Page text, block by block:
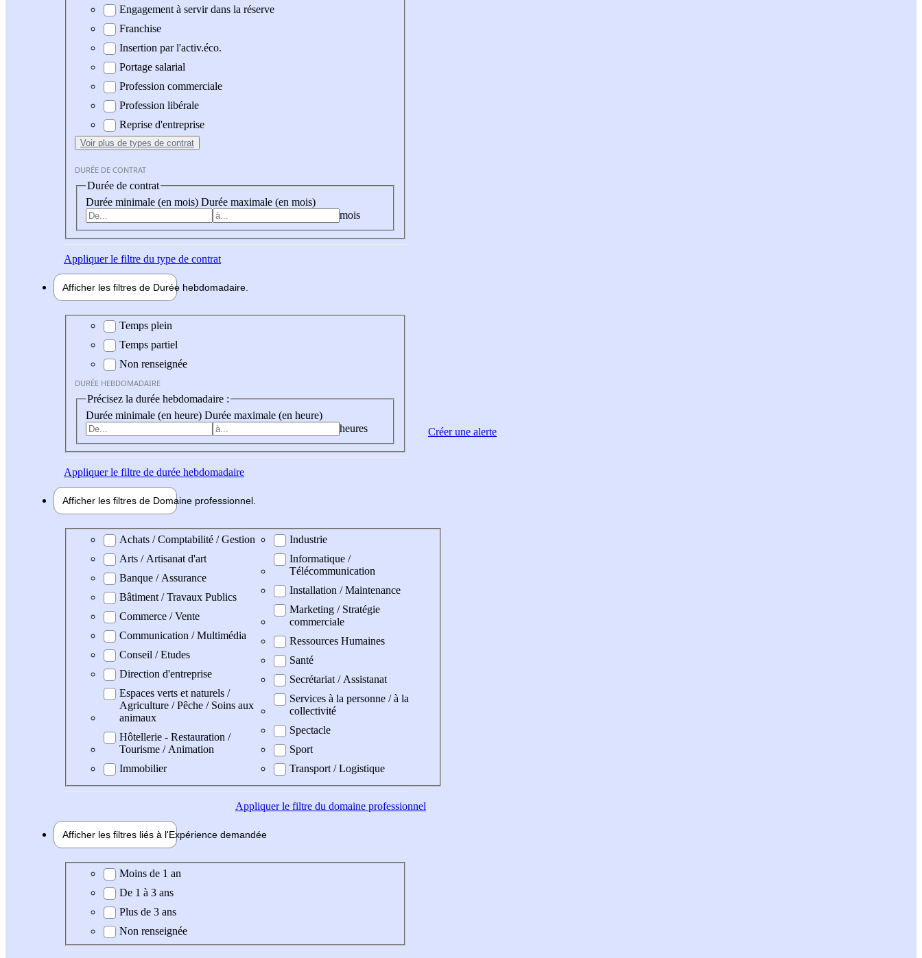
Engagement à servir dans la réserve
Franchise
Insertion par l'activ.éco.
Portage salarial
Profession commerciale
Profession libérale
Reprise d'entreprise
Voir plus de types de contrat
DURÉE DE CONTRAT
Durée de contrat
Durée minimale (en mois) Durée maximale (en mois)
mois
Appliquerle filtre du type de contrat
Afficher les filtres de Durée hebdomadaire
Durée hebdomadaire
Temps plein
Temps partiel
Non renseignée
DURÉE HEBDOMADAIRE
Précisez la durée hebdomadaire :
Durée minimale (en heure) Durée maximale (en heure)
heures
Appliquerle filtre de durée hebdomadaire
Afficher les filtres de Domaine professionnel
Domaine professionel
Achats / Comptabilité / Gestion
Arts / Artisanat d'art
Banque / Assurance
Bâtiment / Travaux Publics
Commerce / Vente
Communication / Multimédia
Conseil / Etudes
Direction d'entreprise
Espaces verts et naturels /
Agriculture / Pêche / Soins aux
animaux
Hôtellerie - Restauration /
Tourisme / Animation
Immobilier
Industrie
Informatique /
Télécommunication
Installation / Maintenance
Marketing / Stratégie
commerciale
Ressources Humaines
Santé
Secrétariat / Assistanat
Services à la personne / à la
collectivité
Spectacle
Sport
Transport / Logistique
Appliquerle filtre du domaine professionnel
Afficher les filtres liés à l'Expérience demandée
Expérience demandée
Moins de 1 an
De 1 à 3 ans
Plus de 3 ans
Non renseignée
Créer une alerte